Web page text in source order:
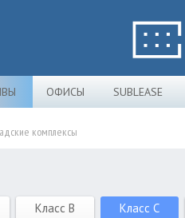
ОФИСЫ SUBLEASE
комплексы
Класс B Класс C